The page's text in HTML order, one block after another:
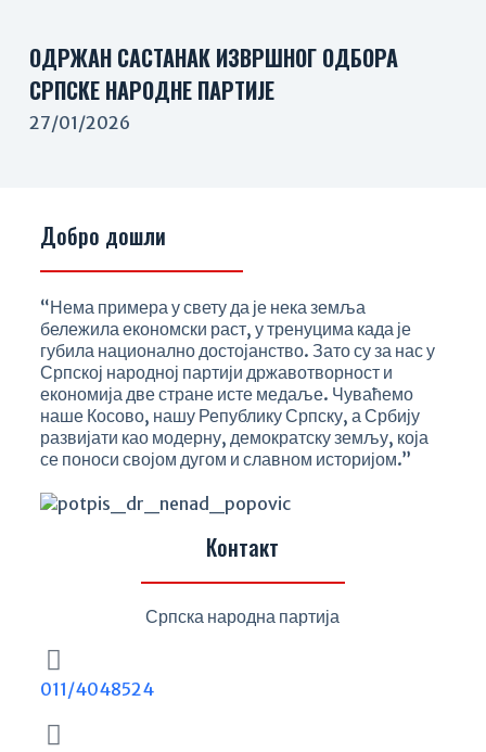
ОДРЖАН САСТАНАК ИЗВРШНОГ ОДБОРА
СРПСКЕ НАРОДНЕ ПАРТИЈЕ
27/01/2026
Добро дошли
“Нема примера у свету да је нека земља
бележила економски раст, у тренуцима када је
губила национално достојанство. Зато су за нас у
Српској народној партији државотворност и
економија две стране исте медаље. Чуваћемо
наше Косово, нашу Републику Српску, а Србију
развијати као модерну, демократску земљу, која
се поноси својом дугом и славном историјом.”
Контакт
Српска народна партија
011/4048524